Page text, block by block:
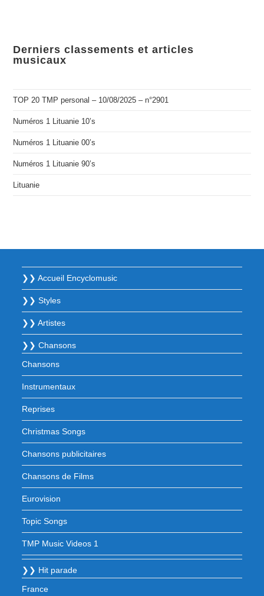
Derniers classements et articles
musicaux
TOP 20 TMP personal – 10/08/2025 – n°2901
Numéros 1 Lituanie 10’s
Numéros 1 Lituanie 00’s
Numéros 1 Lituanie 90’s
Lituanie
❯❯ Accueil Encyclomusic
❯❯ Styles
❯❯ Artistes
❯❯ Chansons
Chansons
Instrumentaux
Reprises
Christmas Songs
Chansons publicitaires
Chansons de Films
Eurovision
Topic Songs
TMP Music Videos 1
❯❯ Hit parade
France